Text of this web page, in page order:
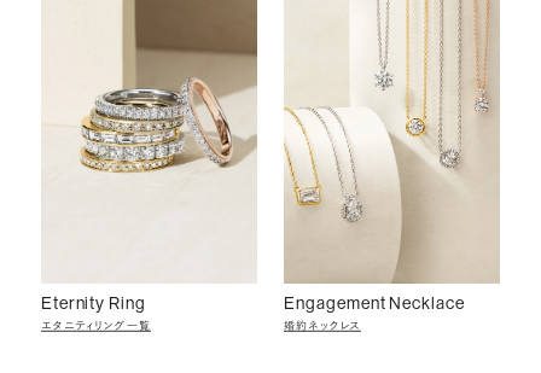
Eternity Ring
エタニティリング一覧
Engagement Necklace
婚約ネックレス